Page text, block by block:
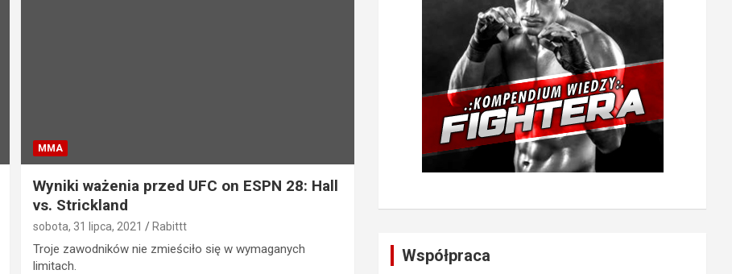
MMA
Wyniki ważenia przed UFC on ESPN 28: Hall
vs. Strickland
sobota, 31 lipca, 2021 Rabittt
Troje zawodników nie zmieściło się w wymaganych
limitach.
Współpraca